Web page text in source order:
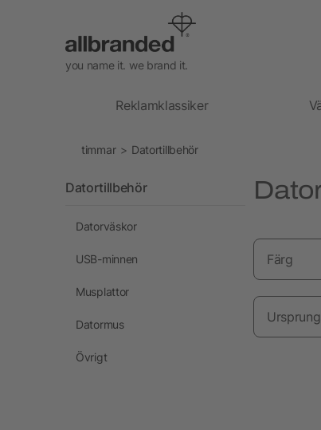
you name it. we brand it.
Reklamklassiker
timmar Datortillbehör
Färg
Datortillbehör
Datorväskor
USB-minnen
Musplattor
Datormus
Övrigt